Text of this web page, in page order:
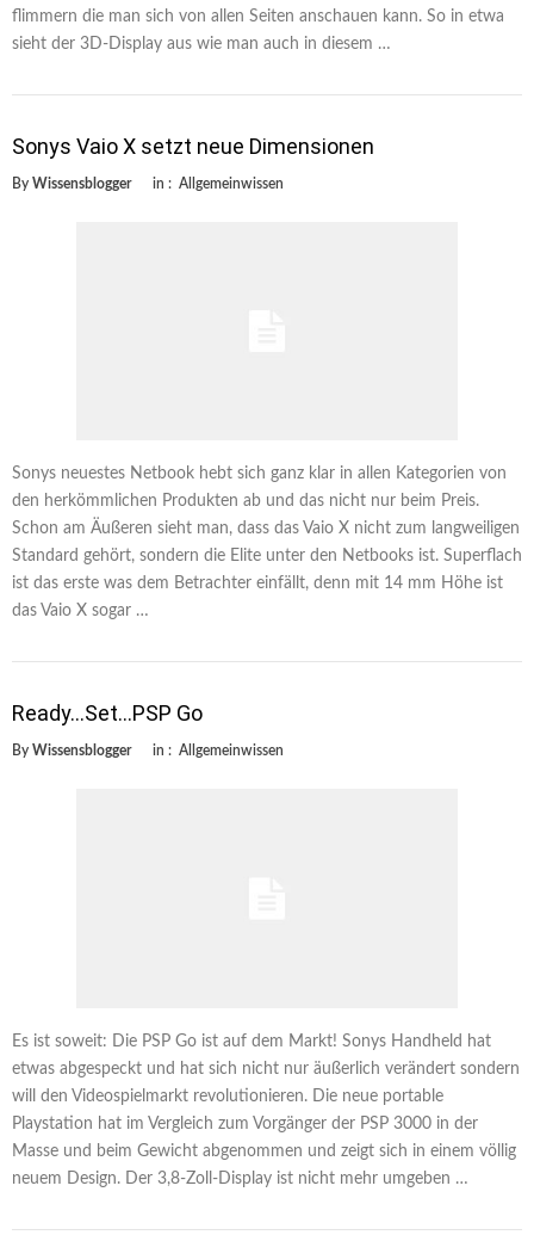
flimmern die man sich von allen Seiten anschauen kann. So in etwa
sieht der 3D-Display aus wie man auch in diesem …
Sonys Vaio X setzt neue Dimensionen
By Wissensblogger in : Allgemeinwissen
Sonys neuestes Netbook hebt sich ganz klar in allen Kategorien von
den herkömmlichen Produkten ab und das nicht nur beim Preis.
Schon am Äußeren sieht man, dass das Vaio X nicht zum langweiligen
Standard gehört, sondern die Elite unter den Netbooks ist. Superflach
ist das erste was dem Betrachter einfällt, denn mit 14 mm Höhe ist
das Vaio X sogar …
Ready…Set…PSP Go
By Wissensblogger in : Allgemeinwissen
Es ist soweit: Die PSP Go ist auf dem Markt! Sonys Handheld hat
etwas abgespeckt und hat sich nicht nur äußerlich verändert sondern
will den Videospielmarkt revolutionieren. Die neue portable
Playstation hat im Vergleich zum Vorgänger der PSP 3000 in der
Masse und beim Gewicht abgenommen und zeigt sich in einem völlig
neuem Design. Der 3,8-Zoll-Display ist nicht mehr umgeben …